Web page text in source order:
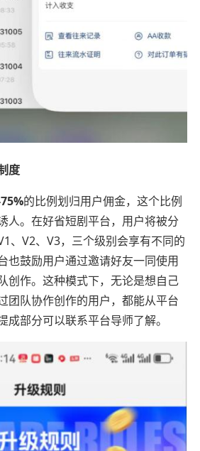
度
的比例划归用户佣金，这个比例
人。在好省短剧平台，用户将被分
、V2、V3，三个级别会享有不同的
也鼓励用户通过邀请好友一同使用
创作。这种模式下，无论是想自己
团队协作创作的用户，都能从平台
成部分可以联系平台导师了解。